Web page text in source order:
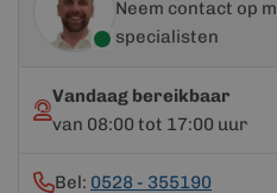
Neem contact op
specialisten
Vandaag bereikbaar
van 08:00 tot 17:00 uur
Bel: 0528 - 355190